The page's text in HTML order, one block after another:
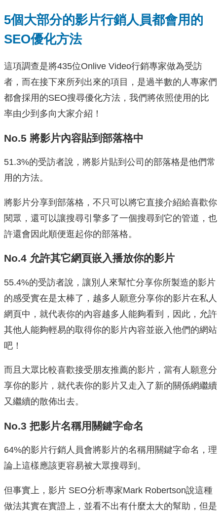
5個大部分的影片行銷人員都會用的
SEO優化方法
這項調查是將435位Onlive Video行銷專家做為受訪
者，而在接下來所列出來的項目，是過半數的人專家們
都會採用的SEO搜尋優化方法，我們將依照使用的比
率由少到多向大家介紹！
No.5 將影片內容貼到部落格中
51.3%的受訪者說，將影片貼到公司的部落格是他們常
用的方法。
將影片分享到部落格，不只可以將它直接介紹給喜歡你
閱眾，還可以讓搜尋引擎多了一個搜尋到它的管道，也
許還會因此順便逛起你的部落格。
No.4 允許其它網頁嵌入播放你的影片
55.4%的受訪者說，讓別人來幫忙分享你所製造的影片
的感受實在是太棒了，越多人願意分享你的影片在私人
網頁中，就代表你的內容越多人能夠看到，因此，允許
其他人能夠輕易的取得你的影片內容並嵌入他們的網站
吧！
而且大眾比較喜歡接受朋友推薦的影片，當有人願意分
享你的影片，就代表你的影片又走入了新的關係網繼續
又繼續的散佈出去。
No.3 把影片名稱用關鍵字命名
64%的影片行銷人員會將影片的名稱用關鍵字命名，理
論上這樣應該更容易被大眾搜尋到。
但事實上，影片 SEO分析專家Mark Robertson說這種
做法其實在實證上，並看不出有什麼太大的幫助，但是